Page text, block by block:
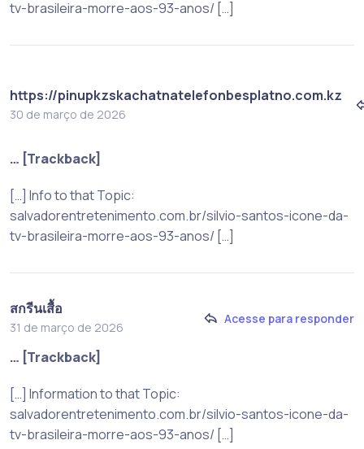
tv-brasileira-morre-aos-93-anos/ […]
https://pinupkzskachatnatelefonbesplatno.com.kz
30 de março de 2026
… [Trackback]
[…] Info to that Topic:
salvadorentretenimento.com.br/silvio-santos-icone-da-
tv-brasileira-morre-aos-93-anos/ […]
สกรีนเสื้อ
31 de março de 2026
Acesse para responder
… [Trackback]
[…] Information to that Topic:
salvadorentretenimento.com.br/silvio-santos-icone-da-
tv-brasileira-morre-aos-93-anos/ […]